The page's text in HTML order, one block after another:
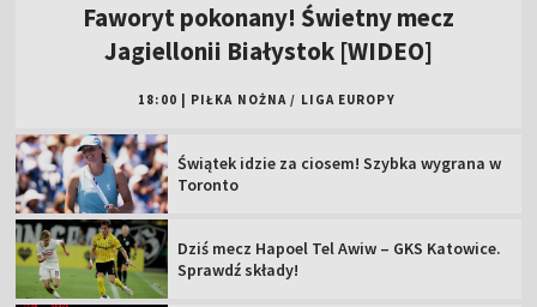
Faworyt pokonany! Świetny mecz
Jagiellonii Białystok [WIDEO]
18:00 PIŁKA NOŻNA / LIGA EUROPY
Świątek idzie za ciosem! Szybka wygrana w
Toronto
Dziś mecz Hapoel Tel Awiw – GKS Katowice.
Sprawdź składy!